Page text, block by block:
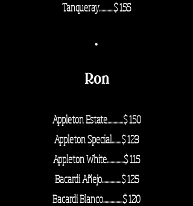
Tanqueray............$ 155
·
Ron
Appleton Estate.............$ 150
Appleton Special........$ 123
Appleton White..............$ 115
Bacardi Añejo................$ 125
Bacardi Blanco................$ 120